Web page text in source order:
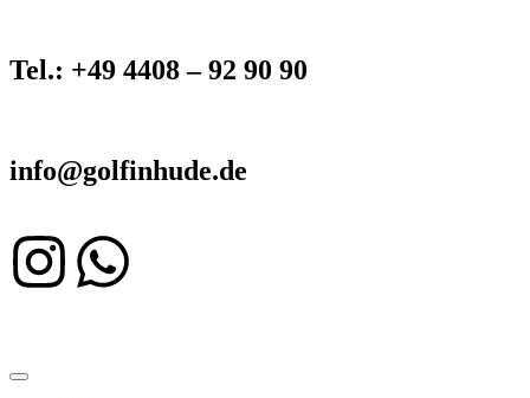
Tel.: +49 4408 – 92 90 90
info@golfinhude.de